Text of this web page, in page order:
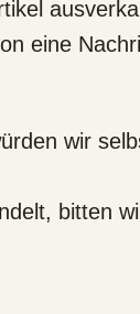
eine
wir
bitten